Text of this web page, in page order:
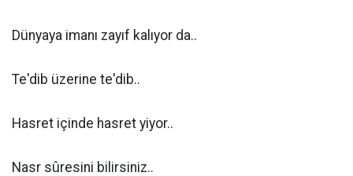
Dünyaya imanı zayıf kalıyor da..
Te'dib üzerine te'dib..
Hasret içinde hasret yiyor..
Nasr sûresini bilirsiniz..